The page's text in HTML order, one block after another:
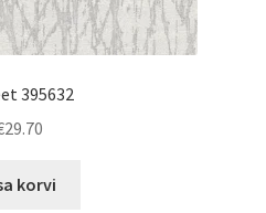
395632
29.70
korvi